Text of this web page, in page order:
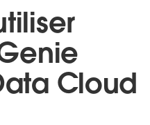
Cloud